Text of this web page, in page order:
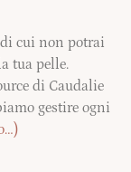
di cui non potrai
tua pelle.
di Caudalie
gestire ogni